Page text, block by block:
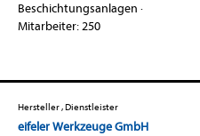
Beschichtungsanlagen ·
Mitarbeiter: 250
Hersteller , Dienstleister
eifeler Werkzeuge GmbH